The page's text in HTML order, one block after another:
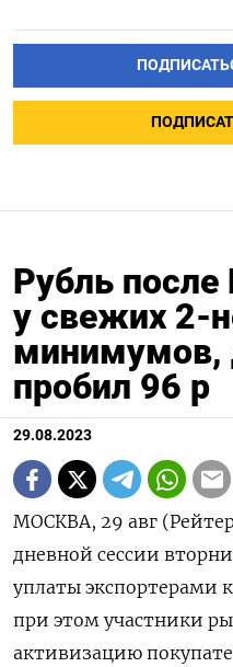
Рубль
у свежих 2-
минимумов,
пробил 96 р
29.08.2023
МОСКВА, 29 авг
дневной сессии
уплаты экспортерами
при этом участники
активизацию